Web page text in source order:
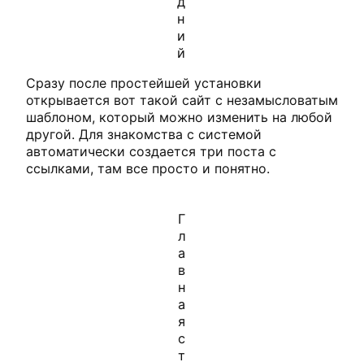
н
и
й
Сразу после простейшей установки
открывается вот такой сайт с незамысловатым
шаблоном, который можно изменить на любой
другой. Для знакомства с системой
автоматически создается три поста с
ссылками, там все просто и понятно.
Г
л
а
в
н
а
я
с
т